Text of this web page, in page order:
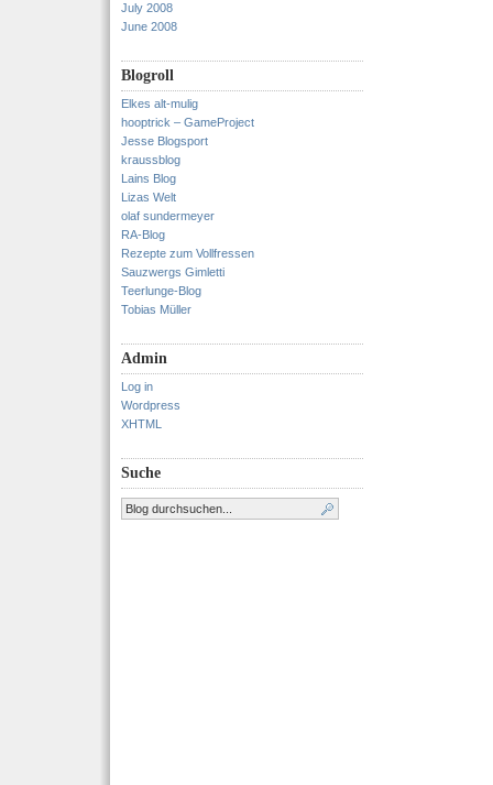
July 2008
June 2008
Blogroll
Elkes alt-mulig
hooptrick – GameProject
Jesse Blogsport
kraussblog
Lains Blog
Lizas Welt
olaf sundermeyer
RA-Blog
Rezepte zum Vollfressen
Sauzwergs Gimletti
Teerlunge-Blog
Tobias Müller
Admin
Log in
Wordpress
XHTML
Suche